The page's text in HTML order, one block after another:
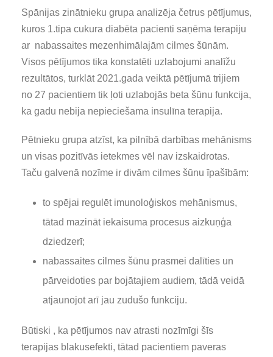
Spānijas zinātnieku grupa analizēja četrus pētījumus,
kuros 1.tipa cukura diabēta pacienti saņēma terapiju
ar nabassaites mezenhimālajām cilmes šūnām.
Visos pētījumos tika konstatēti uzlabojumi analīžu
rezultātos, turklāt 2021.gada veiktā pētījumā trijiem
no 27 pacientiem tik ļoti uzlabojās beta šūnu funkcija,
ka gadu nebija nepieciešama insulīna terapija.
Pētnieku grupa atzīst, ka pilnībā darbības mehānisms
un visas pozitīvās ietekmes vēl nav izskaidrotas.
Taču galvenā nozīme ir divām cilmes šūnu īpašībām:
to spējai regulēt imunoloģiskos mehānismus,
tātad mazināt iekaisuma procesus aizkuņģa
dziedzerī;
nabassaites cilmes šūnu prasmei dalīties un
pārveidoties par bojātajiem audiem, tādā veidā
atjaunojot arī jau zudušo funkciju.
Būtiski , ka pētījumos nav atrasti nozīmīgi šīs
terapijas blakusefekti, tātad pacientiem paveras